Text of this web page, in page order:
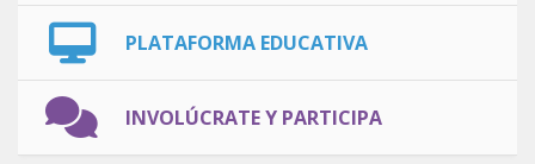
PLATAFORMA EDUCATIVA
INVOLÚCRATE Y PARTICIPA